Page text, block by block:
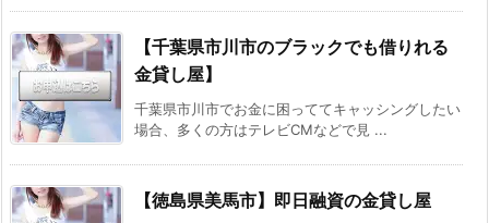
【千葉県市川市のブラックでも借りれる
金貸し屋】
千葉県市川市でお金に困っててキャッシングしたい
場合、多くの方はテレビCMなどで見 ...
【徳島県美馬市】即日融資の金貸し屋